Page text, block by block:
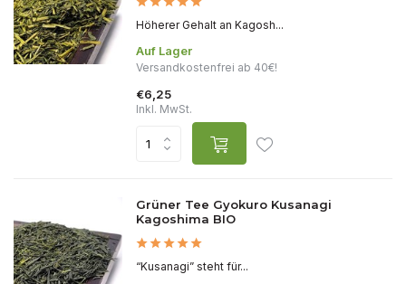
Höherer Gehalt an Kagosh...
Auf Lager
Versandkostenfrei ab 40€!
€6,25
Inkl. MwSt.
Grüner Tee Gyokuro Kusanagi
Kagoshima BIO
“Kusanagi” steht für...